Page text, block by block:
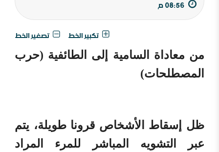
تكبير الخط تصغير الخط
من معاداة السامية إلى الطائفية (حرب
المصطلحات)
ظل إسقاط الأشخاص قرونا طويلة، يتم
عبر التشويه المباشر للمرء المراد